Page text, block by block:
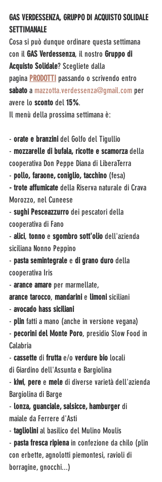
GAS VERDESSENZA, GRUPPO DI ACQUISTO SOLIDALE
SETTIMANALE
Cosa si può dunque ordinare questa settimana
con il GAS Verdessenza, il nostro Gruppo di
Acquisto Solidale? Scegliete dalla
pagina PRODOTTI passando o scrivendo entro
sabato a mazzotta.verdessenza@gmail.com per
avere lo sconto del 15%.
Il menù della prossima settimana è:
- orate e branzini del Golfo del Tigullio
- mozzarelle di bufala, ricotte e scamorza della
cooperativa Don Peppe Diana di LiberaTerra
- pollo, faraone, coniglio, tacchino (fesa)
- trote affumicate della Riserva naturale di Crava
Morozzo, nel Cuneese
- sughi Pesceazzurro dei pescatori della
cooperativa di Fano
- alici, tonno e sgombro sott'olio dell'azienda
siciliana Nonno Peppino
- pasta semintegrale e di grano duro della
cooperativa Iris
- arance amare per marmellate,
arance tarocco, mandarini e limoni siciliani
- avocado hass siciliani
- plin fatti a mano (anche in versione vegana)
- pecorini del Monte Poro, presidio Slow Food in
Calabria
- cassette di frutta e/o verdure bio locali
di Giardino dell'Assunta e Bargiolina
- kiwi, pere e mele di diverse varietà dell'azienda
Bargiolina di Barge
- lonza, guanciale, salsicce, hamburger di
maiale da Ferrere d'Asti
- tagliolini al basilico del Mulino Moulis
- pasta fresca ripiena in confezione da chilo (plin
con erbette, agnolotti piemontesi, ravioli di
borragine, gnocchi...)